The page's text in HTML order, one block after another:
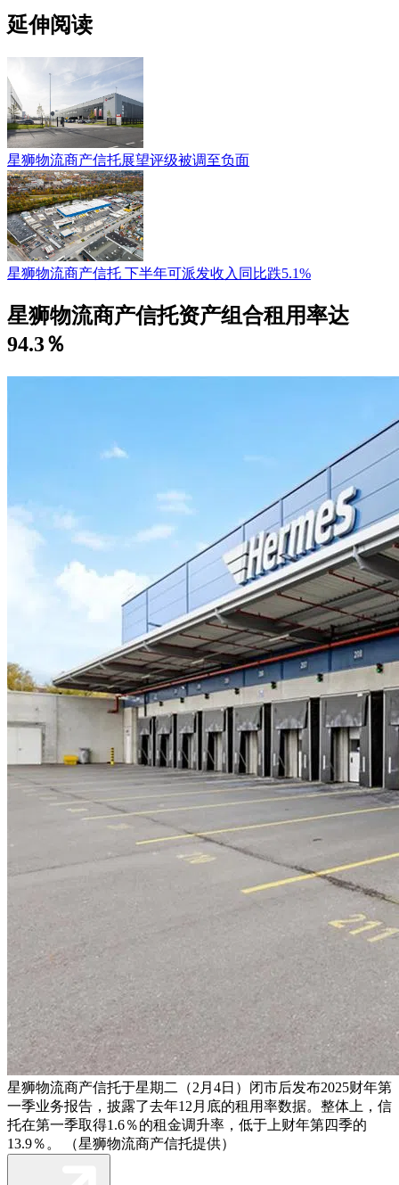
延伸阅读
星狮物流商产信托展望评级被调至负面
星狮物流商产信托 下半年可派发收入同比跌5.1%
星狮物流商产信托资产组合租用率达
94.3％
星狮物流商产信托于星期二（2月4日）闭市后发布2025财年第
一季业务报告，披露了去年12月底的租用率数据。整体上，信
托在第一季取得1.6％的租金调升率，低于上财年第四季的
13.9％。 （星狮物流商产信托提供）